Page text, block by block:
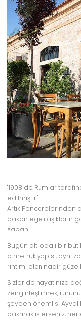
"1908 de Rumlar
edilmiştir."
Artık Pencerelerinden
bakan egeli aşıkların
sabahı.
Bugün altı odalı bir
o metruk yapısı, aynı
rıhtımı olan nadir
Sizler de hayatınıza
zenginleştirmek,
şeyden önemlisi
bakmak isterseniz, her